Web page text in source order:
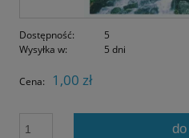
Dostępność:
5
Wysyłka w:
5 dni
Cena: 1,00 zł